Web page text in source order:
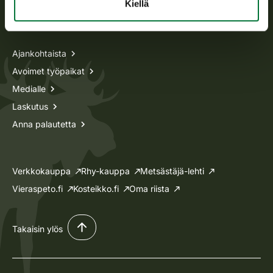
Kiellä
Tietoa meistä
Ajankohtaista
Avoimet työpaikat
Medialle
Laskutus
Anna palautetta
Verkkokauppa Rhy-kauppa
Metsästäjä-lehti
Vieraspeto.fi
Kosteikko.fi Oma riista
Takaisin ylös